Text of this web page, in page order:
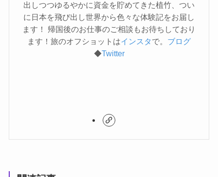
出しつつゆるやかに資金を貯めてきた植竹、つい
に日本を飛び出し世界から色々な体験記をお届し
ます！ 帰国後のお仕事のご相談もお待ちしており
ます！旅のオフショットはインスタ で。 ブログ
◆Twitter